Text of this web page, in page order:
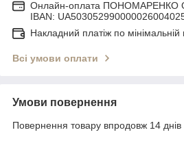
Онлайн-оплата ПОНОМАРЕНКО
IBAN:
Накладний платіж по мінімальній
Всі умови оплати
Умови повернення
Повернення товару впродовж 14 днів